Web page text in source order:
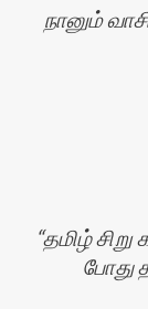
நானும்
தமிழ்
போது